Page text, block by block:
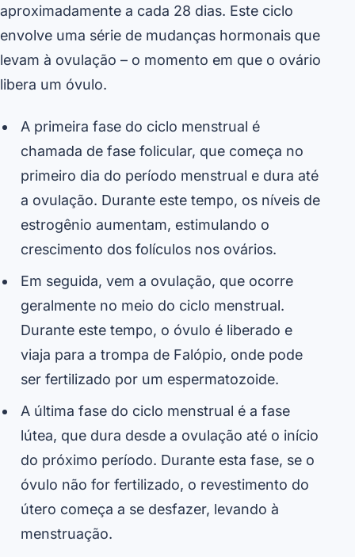
aproximadamente a cada 28 dias. Este ciclo
envolve uma série de mudanças hormonais que
levam à ovulação – o momento em que o ovário
libera um óvulo.
A primeira fase do ciclo menstrual é
chamada de fase folicular, que começa no
primeiro dia do período menstrual e dura até
a ovulação. Durante este tempo, os níveis de
estrogênio aumentam, estimulando o
crescimento dos folículos nos ovários.
Em seguida, vem a ovulação, que ocorre
geralmente no meio do ciclo menstrual.
Durante este tempo, o óvulo é liberado e
viaja para a trompa de Falópio, onde pode
ser fertilizado por um espermatozoide.
A última fase do ciclo menstrual é a fase
lútea, que dura desde a ovulação até o início
do próximo período. Durante esta fase, se o
óvulo não for fertilizado, o revestimento do
útero começa a se desfazer, levando à
menstruação.